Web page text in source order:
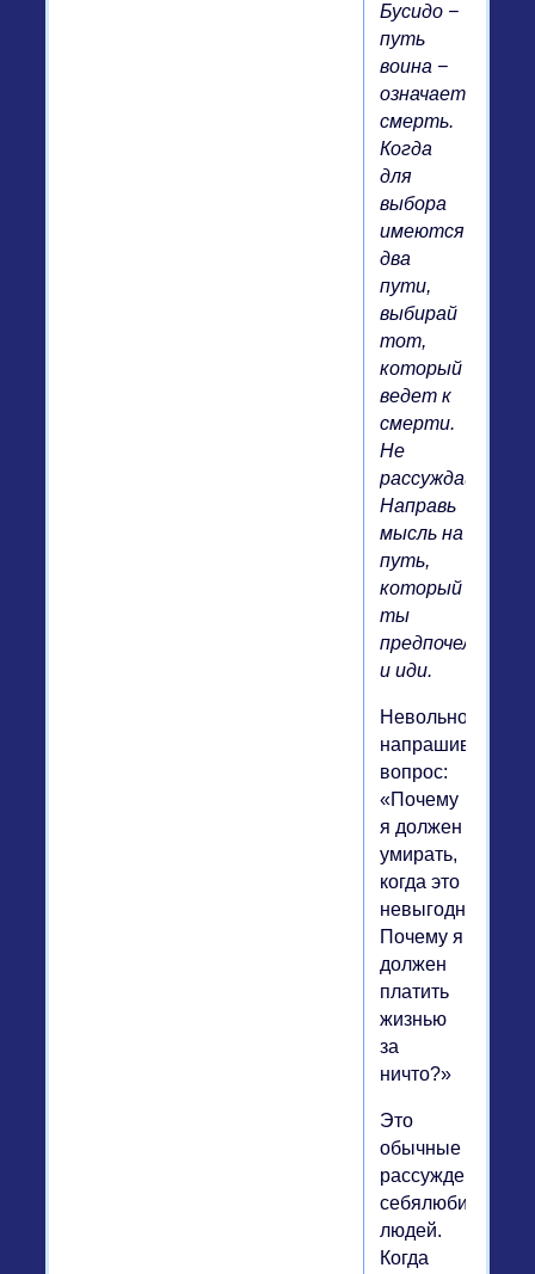
Бусидо −
путь
воина −
означает
смерть.
Когда
для
выбора
имеются
два
пути,
выбирай
тот,
который
ведет к
смерти.
Не
рассуждай!
Направь
мысль на
путь,
который
ты
предпочел,
и иди.
Невольно
напрашивается
вопрос:
«Почему
я должен
умирать,
когда это
невыгодно?
Почему я
должен
платить
жизнью
за
ничто?»
Это
обычные
рассуждения
себялюбивых
людей.
Когда